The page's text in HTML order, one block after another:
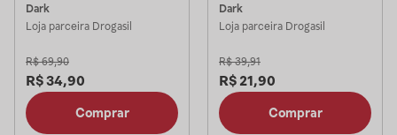
Dark
Loja parceira Drogasil
R$ 69,90
R$34,90
Comprar
Metros e 10 Protetor Tapa
Mamilo
Dark
Loja parceira Drogasil
R$ 39,91
R$ 21,90
Comprar